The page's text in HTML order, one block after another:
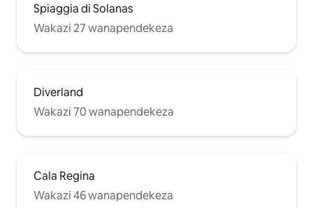
Spiaggia di Solanas
Wakazi 27 wanapendekeza
Diverland
Wakazi 70 wanapendekeza
Cala Regina
Wakazi 46 wanapendekeza